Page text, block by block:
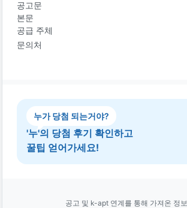
공고문
본문
공급 주체
문의처
누가 당첨 되는거야?
'누'의 당첨 후기 확인하고
꿀팁 얻어가세요!
공고 및 k-apt 연계를 통해 가져온 정